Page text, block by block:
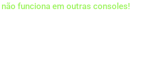
funciona em outras consoles!